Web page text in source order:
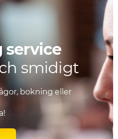
service
smidigt
bokning eller